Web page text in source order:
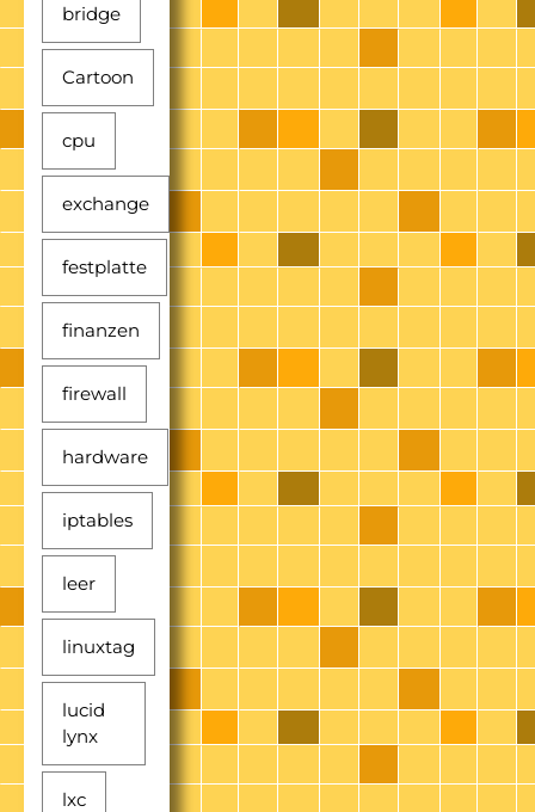
bridge
Cartoon
cpu
exchange
festplatte
finanzen
firewall
hardware
iptables
leer
linuxtag
lucid
lynx
lxc